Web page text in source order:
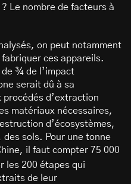
Le nombre de facteurs à
on peut notamment
ces appareils.
de ¾ de l’impact
serait dû à sa
d’extraction
matériaux nécessaires,
d’écosystèmes,
des sols. Pour une tonne
il faut compter 75 000
les 200 étapes qui
de leur